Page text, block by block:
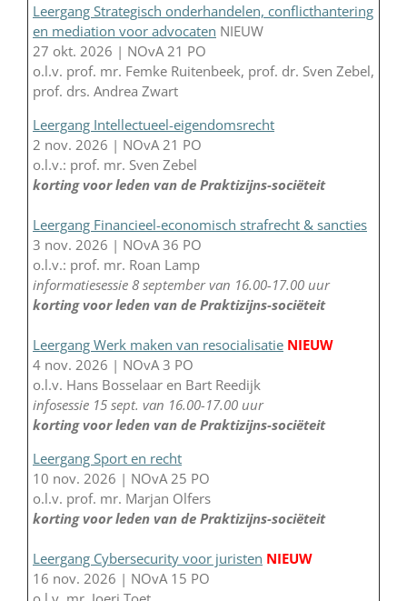
Leergang Strategisch onderhandelen, conflicthantering
en mediation voor advocaten NIEUW
27 okt. 2026 | NOvA 21 PO
o.l.v. prof. mr. Femke Ruitenbeek, prof. dr. Sven Zebel,
prof. drs. Andrea Zwart
Leergang Intellectueel-eigendomsrecht
2 nov. 2026 | NOvA 21 PO
o.l.v.: prof. mr. Sven Zebel
korting voor leden van de Praktizijns-sociëteit
Leergang Financieel-economisch strafrecht & sancties
3 nov. 2026 | NOvA 36 PO
o.l.v.: prof. mr. Roan Lamp
informatiesessie 8 september van 16.00-17.00 uur
korting voor leden van de Praktizijns-sociëteit
Leergang Werk maken van resocialisatie NIEUW
4 nov. 2026 | NOvA 3 PO
o.l.v. Hans Bosselaar en Bart Reedijk
infosessie 15 sept. van 16.00-17.00 uur
korting voor leden van de Praktizijns-sociëteit
Leergang Sport en recht
10 nov. 2026 | NOvA 25 PO
o.l.v. prof. mr. Marjan Olfers
korting voor leden van de Praktizijns-sociëteit
Leergang Cybersecurity voor juristen NIEUW
16 nov. 2026 | NOvA 15 PO